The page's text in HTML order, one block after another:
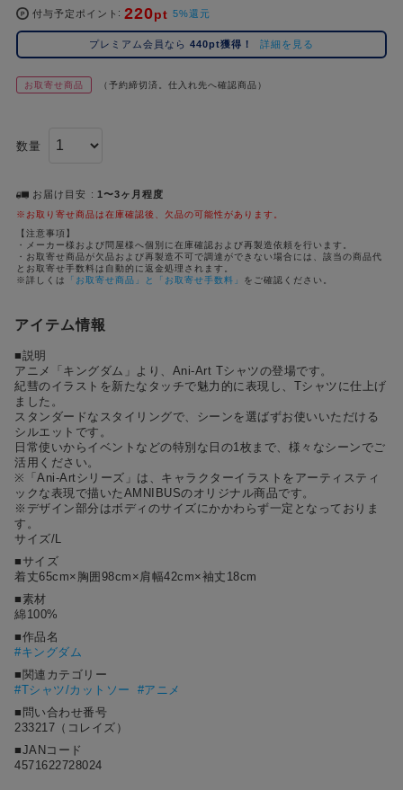
2位 #ハイキュー!!
#初音ミク シリーズ
5位 #呪術廻戦
#ゴールデンカムイ
付与予定ポイント 220pt 5%還元
プレミアム会員なら 440pt獲得！ 詳細を見る
お取寄せ商品 （予約締切済。仕入れ先へ確認商品）
数量
お届け目安 1〜3ヶ月程度
※お取り寄せ商品は在庫確認後、欠品の可能性があります。
【注意事項】
・メーカー様および問屋様へ個別に在庫確認および再製造依頼を行います。
・お取寄せ商品が欠品および再製造不可で調達ができない場合には、該当の商品代
とお取寄せ手数料は自動的に返金処理されます。
※詳しくは
「お取寄せ商品」と「お取寄せ手数料」 をご確認ください。
アイテム情報
■説明
アニメ「キングダム」より、Ani-Art Tシャツの登場です。
紀彗のイラストを新たなタッチで魅⼒的に表現し、Tシャツに仕上げ
ました。
スタンダードなスタイリングで、シーンを選ばずお使いいただける
シルエットです。
⽇常使いからイベントなどの特別な⽇の1枚まで、様々なシーンでご
活⽤ください。
※「Ani-Artシリーズ」は、キャラクターイラストをアーティスティ
ックな表現で描いたAMNIBUSのオリジナル商品です。
※デザイン部分はボディのサイズにかかわらず⼀定となっておりま
す。
サイズ/L
■サイズ
着丈65cm×胸囲98cm×肩幅42cm×袖丈18cm
■素材
綿100%
■作品名
#キングダム
■関連カテゴリー
#Tシャツ/カットソー
#アニメ
■問い合わせ番号
233217（コレイズ）
■JANコード
4571622728024